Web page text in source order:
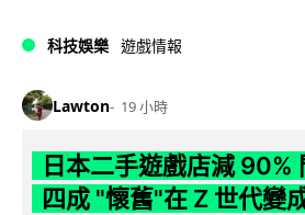
科技娛樂 遊戲情報
Lawton 19 小時
日本二手遊戲店減 90%
四成 "懷舊"在 Z 世代變